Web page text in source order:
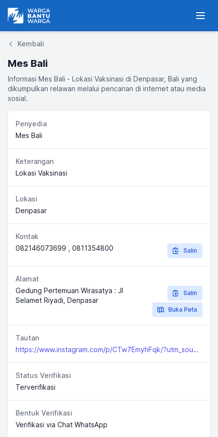
Warga Bantu Warga
Kembali
Mes Bali
Informasi Mes Bali - Lokasi Vaksinasi di Denpasar, Bali yang
dikumpulkan relawan melalui pencarian di internet atau media
sosial.
Penyedia
Mes Bali
Keterangan
Lokasi Vaksinasi
Lokasi
Denpasar
Kontak
082146073699 , 0811354800
Salin
Alamat
Gedung Pertemuan Wirasatya : Jl
Selamet Riyadi, Denpasar
Salin
Buka Peta
Tautan
https://www.instagram.com/p/CTw7EmyhFqk/?utm_source=ig_web_copy_link
Status Verifikasi
Terverifikasi
Bentuk Verifikasi
Verifikasi via Chat WhatsApp